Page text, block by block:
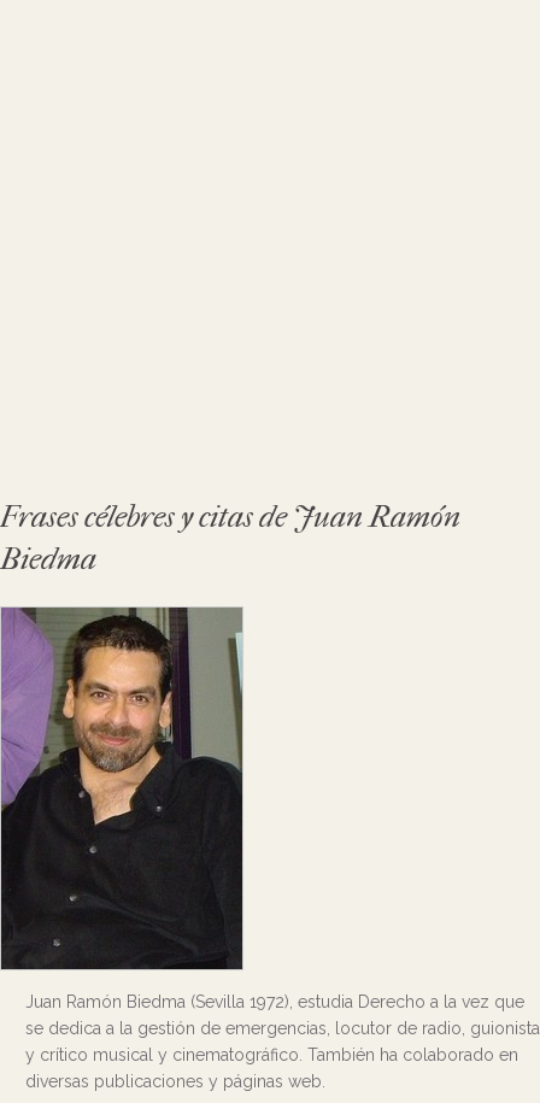
Frases célebres y citas de Juan Ramón
Biedma
Juan Ramón Biedma (Sevilla 1972), estudia Derecho a la vez que
se dedica a la gestión de emergencias, locutor de radio, guionista
y crítico musical y cinematográfico. También ha colaborado en
diversas publicaciones y páginas web.